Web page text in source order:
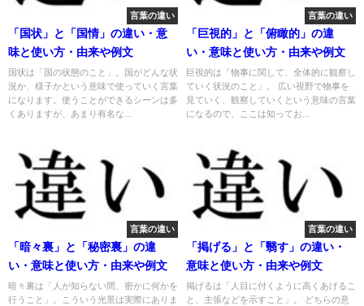
言葉の違い
「国状」と「国情」の違い・意
味と使い方・由来や例文
国状は「国の状態のこと」。国がどんな状
況か、様子かという意味で使っていく言葉
になります。使うことができるシーンは多
くありますが、あまり有名な...
言葉の違い
「巨視的」と「俯瞰的」の違
い・意味と使い方・由来や例文
巨視的は「物事に関して、全体的に観察し
ていく状況のこと」。 広い視野で物事を
見ていく、観察していくという意味の言葉
になるので、ここは知ってお...
言葉の違い
「暗々裏」と「秘密裏」の違
い・意味と使い方・由来や例文
暗々裏は「人が知らない間、密かに何かを
行うこと」。こういう光景は実際にありま
言葉の違い
「掲げる」と「翳す」の違い・
意味と使い方・由来や例文
掲げるは「人目に付くように高くあげるこ
と、主張などを示すこと」。 どちらの意